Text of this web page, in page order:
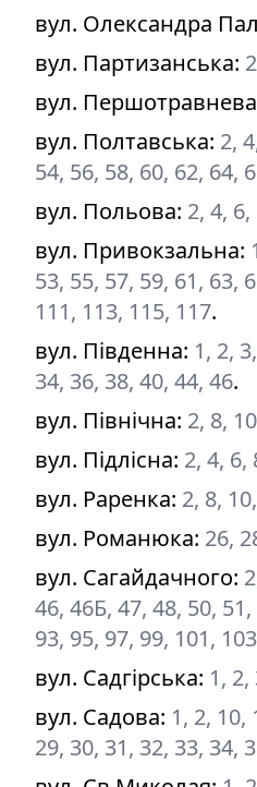
вул. Олександра
вул. Партизанська:
вул. Першотравнева
вул. Полтавська: 2,
54, 56, 58, 60, 62, 64,
вул. Польова: 2, 4,
вул. Привокзальна:
53, 55, 57, 59, 61, 63,
111, 113, 115, 117.
вул. Південна: 1, 2,
34, 36, 38, 40, 44, 46.
вул. Північна: 2, 8,
вул. Підлісна: 2, 4, 6,
вул. Раренка: 2, 8,
вул. Романюка: 26,
вул. Сагайдачного:
46, 46Б, 47, 48, 50,
93, 95, 97, 99, 101, 103
вул. Садгірська: 1,
вул. Садова: 1, 2, 10,
29, 30, 31, 32, 33, 34,